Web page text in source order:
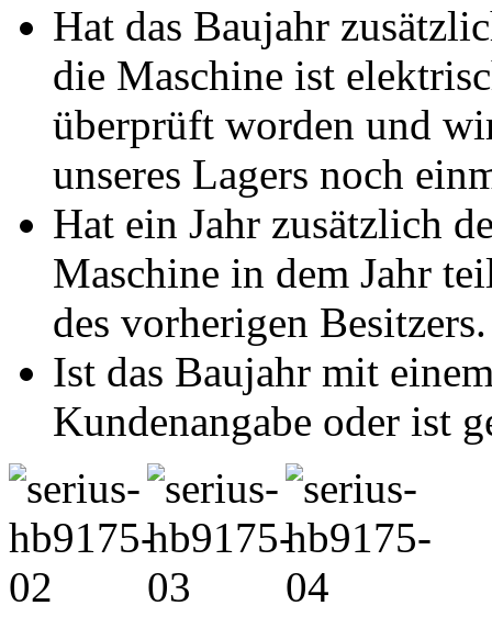
Hat das Baujahr
die Maschine ist
überprüft worden und
unseres Lagers noch
Hat ein Jahr zusätzlich
Maschine in dem Jahr
des vorherigen Besitzers.
Ist das Baujahr mit
Kundenangabe oder ist